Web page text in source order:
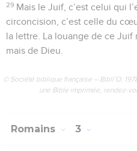
29 Mais le Juif, c’est celui qui
circoncision, c’est celle du
la lettre. La louange de ce Juif
mais de Dieu.
© Société biblique française – Bibli’O,
une Bible imprimée, rendez-
Romains 3